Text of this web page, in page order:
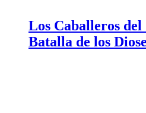
Los Caballeros
Batalla de los